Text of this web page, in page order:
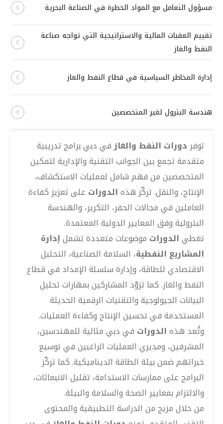
مسؤول التعامل مع المواد الخطرة في الصناعة البحرية
تقييم العقبات المالية والاستراتيجية التي تواجه صناعة
النفط والغاز
إدارة المخاطر السياسية في قطاع النفط والغاز
هندسة البترول لغير المتخصصين
توفر دورات النفط والغازفي دبي برامج تدريبية
متقدمة تجمع بين الجوانب التقنية والإدارية لتمكين
المتخصصين من فهم شامل لعمليات الاستكشاف،
الإنتاج، والنقل. تركّز هذهالدورات على تعزيز كفاءة
العاملين في مجالات الحفر، التكرير، والهندسة
البترولية وفق المعايير الدولية المعتمدة.
تغطيالدورات موضوعات متعددة تشملإدارة
المشاريع النفطية، السلامة الصناعية، التحليل
الاقتصادي للطاقة، وإدارة سلسلة الإمداد في قطاع
النفط والغاز. كما تزوّد المشاركين بمهارات تحليل
البيانات الجيولوجية والتقنيات الرقمية الحديثة
المستخدمة في تحسين الإنتاج وكفاءة العمليات.
وتُعد هذهالدورات في دبي مثالية للمهندسين،
المشرفين، ومديري العمليات الراغبين في توسيع
خبراتهم ضمن بيئة الطاقة الديناميكية. كما تركّز
البرامج على ممارسات الاستدامة، تقليل الانبعاثات،
والالتزام بمعايير الصحة والسلامة والبيئة.
من خلال مزيج من الدراسة التطبيقية والمحتوى